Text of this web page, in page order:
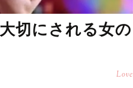
切にされる女の
Love